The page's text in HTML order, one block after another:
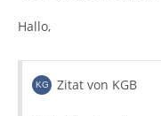
Hallo,
Zitat von KGB